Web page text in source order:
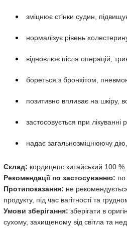
зміцнює стінки судин,
нормалізує рівень
відновлює після операцій,
бореться з бронхітом,
позитивно впливає на шкіру,
застосовується при лікуванні
надає загальнозміцнюючу дію,
Склад: кордицепс китайський 100 %.
Рекомендації по застосуванню: по
Протипоказання: не
продукту, під час вагітності та
Умови зберігання: зберігати в
сухому, захищеному від світла та